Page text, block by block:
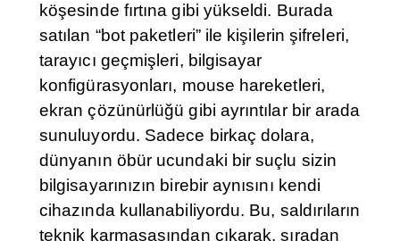
köşesinde fırtına gibi yükseldi. Burada
satılan “bot paketleri” ile kişilerin şifreleri,
tarayıcı geçmişleri, bilgisayar
konfigürasyonları, mouse hareketleri,
ekran çözünürlüğü gibi ayrıntılar bir arada
sunuluyordu. Sadece birkaç dolara,
dünyanın öbür ucundaki bir suçlu sizin
bilgisayarınızın birebir aynısını kendi
cihazında kullanabiliyordu. Bu, saldırıların
teknik karmaşasından çıkarak, sıradan